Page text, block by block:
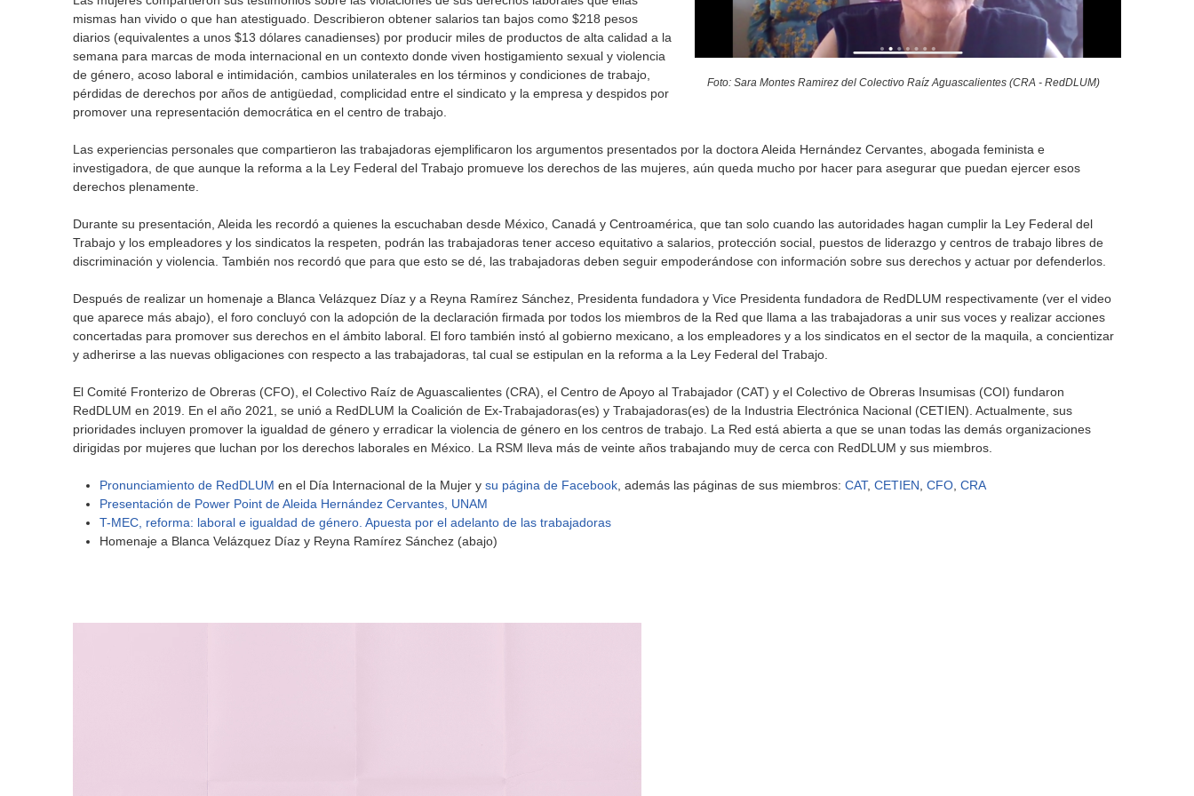
Foto: Sara Montes Ramirez del Colectivo Raíz Aguascalientes (CRA - RedDLUM)
mismas han vivido o que han atestiguado. Describieron obtener salarios tan bajos como $218 pesos
diarios (equivalentes a unos $13 dólares canadienses) por producir miles de productos de alta calidad a la
semana para marcas de moda internacional en un contexto donde viven hostigamiento sexual y violencia
de género, acoso laboral e intimidación, cambios unilaterales en los términos y condiciones de trabajo,
pérdidas de derechos por años de antigüedad, complicidad entre el sindicato y la empresa y despidos por
promover una representación democrática en el centro de trabajo.
Las experiencias personales que compartieron las trabajadoras ejemplificaron los argumentos presentados por la doctora Aleida Hernández Cervantes, abogada feminista e
investigadora, de que aunque la reforma a la Ley Federal del Trabajo promueve los derechos de las mujeres, aún queda mucho por hacer para asegurar que puedan ejercer esos
derechos plenamente.
Durante su presentación, Aleida les recordó a quienes la escuchaban desde México, Canadá y Centroamérica, que tan solo cuando las autoridades hagan cumplir la Ley Federal del
Trabajo y los empleadores y los sindicatos la respeten, podrán las trabajadoras tener acceso equitativo a salarios, protección social, puestos de liderazgo y centros de trabajo libres de
discriminación y violencia. También nos recordó que para que esto se dé, las trabajadoras deben seguir empoderándose con información sobre sus derechos y actuar por defenderlos.
Después de realizar un homenaje a Blanca Velázquez Díaz y a Reyna Ramírez Sánchez, Presidenta fundadora y Vice Presidenta fundadora de RedDLUM respectivamente (ver el video
que aparece más abajo), el foro concluyó con la adopción de la declaración firmada por todos los miembros de la Red que llama a las trabajadoras a unir sus voces y realizar acciones
concertadas para promover sus derechos en el ámbito laboral. El foro también instó al gobierno mexicano, a los empleadores y a los sindicatos en el sector de la maquila, a concientizar
y adherirse a las nuevas obligaciones con respecto a las trabajadoras, tal cual se estipulan en la reforma a la Ley Federal del Trabajo.
El Comité Fronterizo de Obreras (CFO), el Colectivo Raíz de Aguascalientes (CRA), el Centro de Apoyo al Trabajador (CAT) y el Colectivo de Obreras Insumisas (COI) fundaron
RedDLUM en 2019. En el año 2021, se unió a RedDLUM la Coalición de Ex-Trabajadoras(es) y Trabajadoras(es) de la Industria Electrónica Nacional (CETIEN). Actualmente, sus
prioridades incluyen promover la igualdad de género y erradicar la violencia de género en los centros de trabajo. La Red está abierta a que se unan todas las demás organizaciones
dirigidas por mujeres que luchan por los derechos laborales en México. La RSM lleva más de veinte años trabajando muy de cerca con RedDLUM y sus miembros.
Pronunciamiento de RedDLUM en el Día Internacional de la Mujer y su página de Facebook, además las páginas de sus miembros: CAT, CETIEN, CFO, CRA
Presentación de Power Point de Aleida Hernández Cervantes, UNAM
T-MEC, reforma: laboral e igualdad de género. Apuesta por el adelanto de las trabajadoras
Homenaje a Blanca Velázquez Díaz y Reyna Ramírez Sánchez (abajo)
o
r